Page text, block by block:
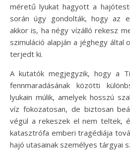
méretű lyukat hagyott a
során úgy gondolták, hogy az
akkor is, ha négy vízálló rekesz
szimuláció alapján a jéghegy
terjedt ki.
A kutatók megjegyzik, hogy a
fennmaradásának közötti
lyukain múlik, amelyek hosszú
víz fokozatosan, de biztosan
végül a rekeszek el nem teltek,
katasztrófa emberi tragédiája
hajó utasainak személyes tárgyai